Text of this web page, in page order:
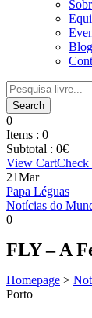
0
Items : 0
Subtotal : 0€
View CartCheck
21Mar
Papa Léguas
Notícias do
0
FLY – A
Homepage >
Porto